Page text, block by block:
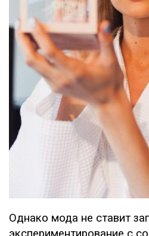
Однако мода не ставит